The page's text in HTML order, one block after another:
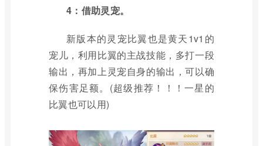
4：借助灵宠。
新版本的灵宠比翼也是黄天1v1的
宠儿，利用比翼的主战技能，多打一段
输出，再加上灵宠自身的输出，可以确
保伤害足额。(超级推荐！！！一星的
比翼也可以用)